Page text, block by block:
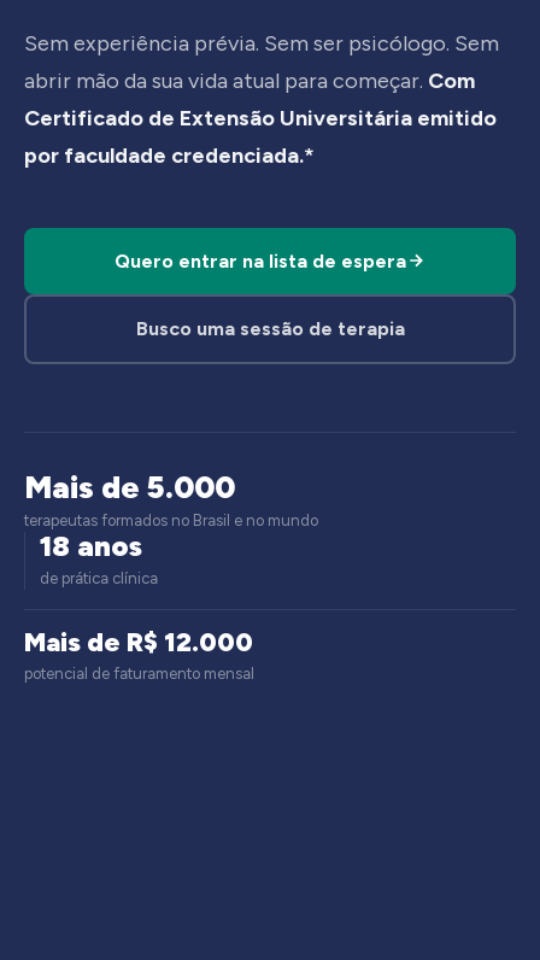
Sem experiência prévia. Sem ser psicólogo. Sem
abrir mão da sua vida atual para começar. Com
Certificado de Extensão Universitária emitido
por faculdade credenciada.*
Quero entrar na lista de espera
Busco uma sessão de terapia
Mais de 5.000
terapeutas formados no Brasil e no mundo
18 anos
de prática clínica
Mais de R$ 12.000
potencial de faturamento mensal